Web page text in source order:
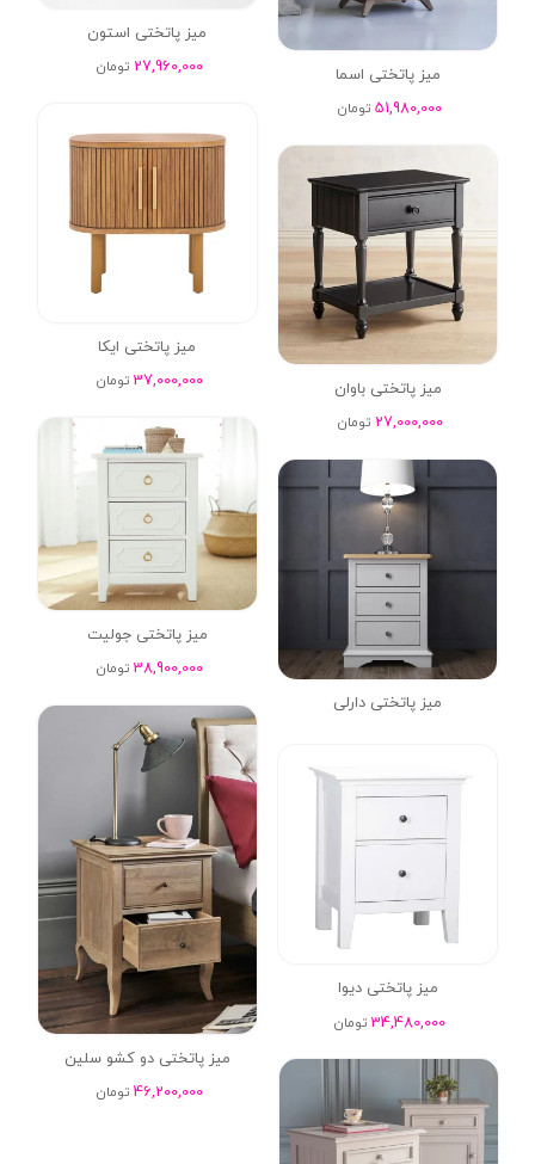
میز پاتختی استون
27,960,000 تومان
میز پاتختی اسما
51,980,000 تومان
میز پاتختی ایکا
37,000,000 تومان
میز پاتختی باوان
27,000,000 تومان
میز پاتختی جولیت
38,900,000 تومان
میز پاتختی دارلی
میز پاتختی دو کشو سلین
46,200,000 تومان
میز پاتختی دیوا
34,480,000 تومان